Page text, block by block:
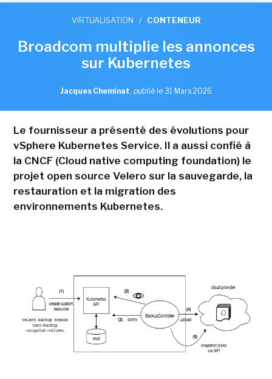
VIRTUALISATION / CONTENEUR
Broadcom multiplie les annonces
sur Kubernetes
Jacques Cheminat, publié le 31 Mars 2026
Le fournisseur a présenté des évolutions pour
vSphere Kubernetes Service. Il a aussi confié à
la CNCF (Cloud native computing foundation) le
projet open source Velero sur la sauvegarde, la
restauration et la migration des
environnements Kubernetes.